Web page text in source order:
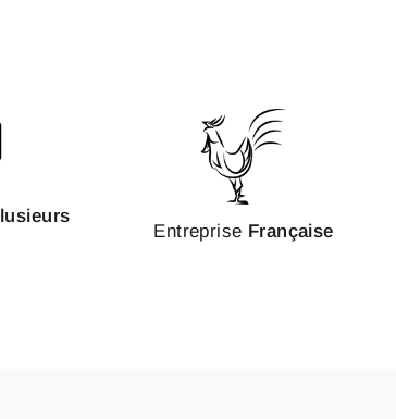
Entreprise Française